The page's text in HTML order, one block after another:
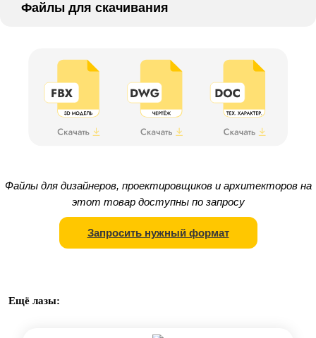
Файлы для скачивания
Файлы для дизайнеров, проектировщиков и архитекторов на
этот товар доступны по запросу
Запросить нужный формат
Ещё лазы: